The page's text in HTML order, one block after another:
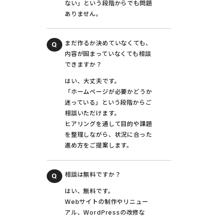
ない」という段階からでも問題
ありません。
まだ作るか決めていなくても、
内容が固まっていなくても相談
できますか？
はい、大丈夫です。
「ホームページが必要かどうか
迷っている」という段階からご
相談いただけます。
ヒアリングを通して目的や課題
を整理しながら、状況に合った
進め方をご提案します。
相談は無料ですか？
はい、無料です。
Webサイトの制作やリニュー
アル、WordPressの改修な